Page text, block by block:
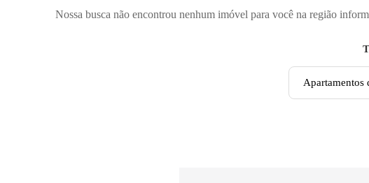
Nossa busca não encontrou nenhum imóvel para você na região
Apartamentos